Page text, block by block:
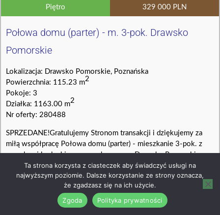
Piętro 329 000 PLN
Połowa domu (parter) - m. 3-pok. Drawsko
Pomorskie
Lokalizacja: Drawsko Pomorskie, Poznańska
Powierzchnia: 115.23 m2
Pokoje: 3
Działka: 1163.00 m2
Nr oferty: 280488
SPRZEDANE!Gratulujemy Stronom transakcji i dziękujemy za
miłą współpracę Połowa domu (parter) - mieszkanie 3-pok. z
ogrodem i budynkiem gospodarczym w Drawsku Pomorskim
NOWA, OBNIŻONA O 31 000 ZŁ CENA! 0% PROWIZJI OD
KUPUJACEGO Wynagrodzenie...
Zobacz szczegóły →
Ta strona korzysta z ciasteczek aby świadczyć usługi na
najwyższym poziomie. Dalsze korzystanie ze strony oznacza,
że zgadzasz się na ich użycie.
Zgoda
Polityka prywatności